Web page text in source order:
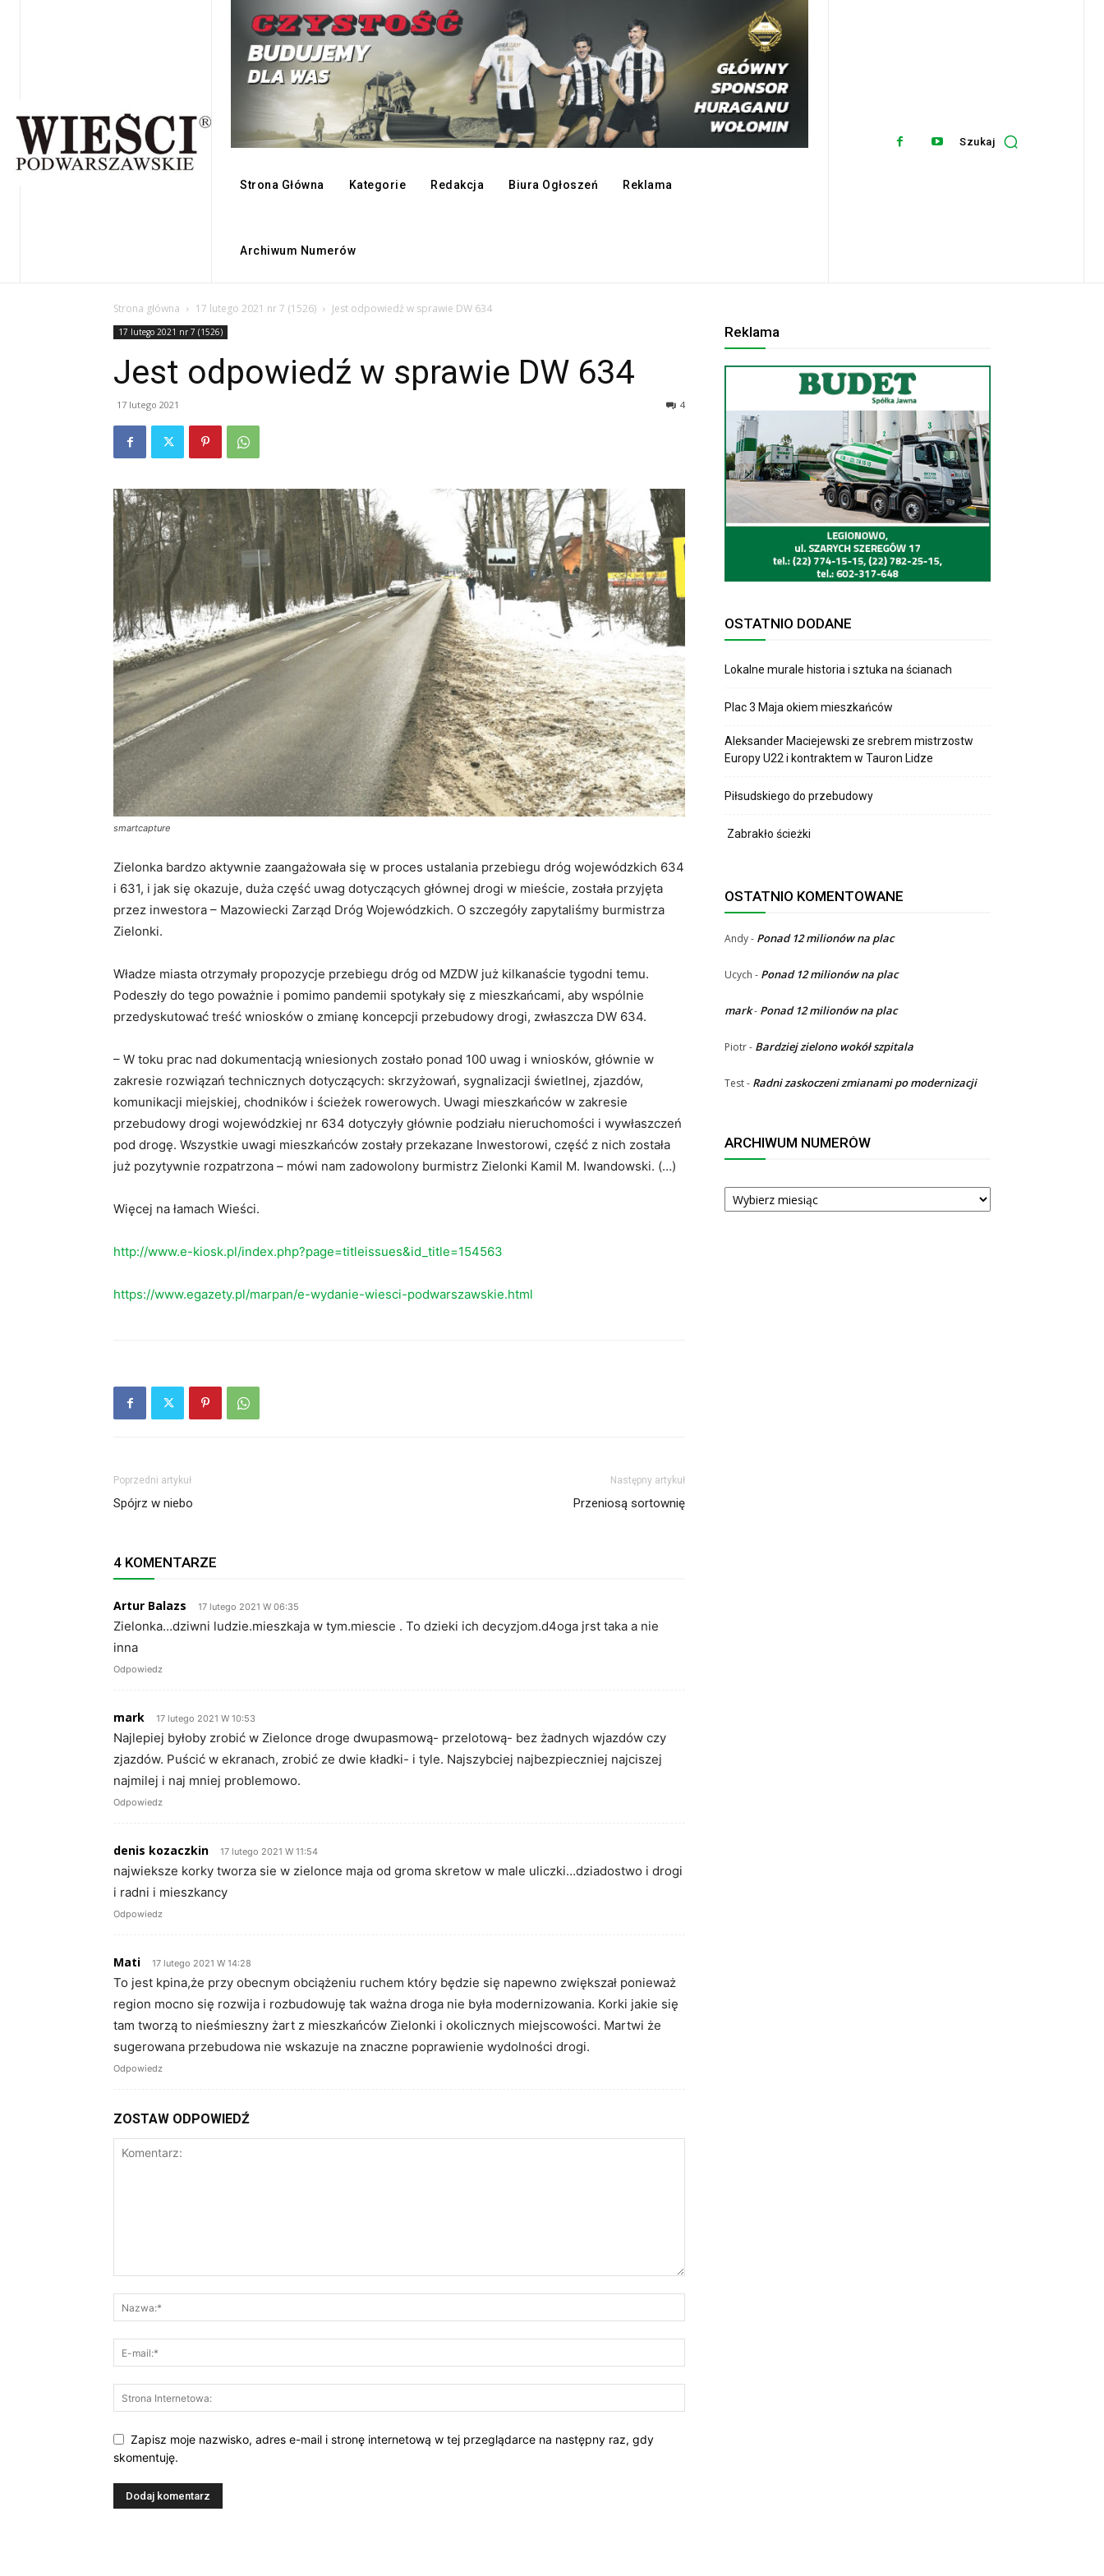
Strona Główna Kategorie Redakcja Biura Ogłoszeń Reklama
Archiwum Numerów
Szukaj
Strona główna 17 lutego 2021 nr 7 (1526) Jest odpowiedź w sprawie DW 634
17 lutego 2021 nr 7 (1526)
Jest odpowiedź w sprawie DW 634
17 lutego 2021 4
smartcapture
Zielonka bardzo aktywnie zaangażowała się w proces ustalania przebiegu dróg wojewódzkich 634
i 631, i jak się okazuje, duża część uwag dotyczących głównej drogi w mieście, została przyjęta
przez inwestora – Mazowiecki Zarząd Dróg Wojewódzkich. O szczegóły zapytaliśmy burmistrza
Zielonki.
Władze miasta otrzymały propozycje przebiegu dróg od MZDW już kilkanaście tygodni temu.
Podeszły do tego poważnie i pomimo pandemii spotykały się z mieszkańcami, aby wspólnie
przedyskutować treść wniosków o zmianę koncepcji przebudowy drogi, zwłaszcza DW 634.
– W toku prac nad dokumentacją wniesionych zostało ponad 100 uwag i wniosków, głównie w
zakresie rozwiązań technicznych dotyczących: skrzyżowań, sygnalizacji świetlnej, zjazdów,
komunikacji miejskiej, chodników i ścieżek rowerowych. Uwagi mieszkańców w zakresie
przebudowy drogi wojewódzkiej nr 634 dotyczyły głównie podziału nieruchomości i wywłaszczeń
pod drogę. Wszystkie uwagi mieszkańców zostały przekazane Inwestorowi, część z nich została
już pozytywnie rozpatrzona – mówi nam zadowolony burmistrz Zielonki Kamil M. Iwandowski. (…)
Więcej na łamach Wieści.
http://www.e-kiosk.pl/index.php?page=titleissues&id_title=154563
https://www.egazety.pl/marpan/e-wydanie-wiesci-podwarszawskie.html
Poprzedni artykuł
Spójrz w niebo
Następny artykuł
Przeniosą sortownię
4 KOMENTARZE
Artur Balazs 17 lutego 2021 W 06:35
Zielonka…dziwni ludzie.mieszkaja w tym.miescie . To dzieki ich decyzjom.d4oga jrst taka a nie
inna
Odpowiedz
mark 17 lutego 2021 W 10:53
Najlepiej byłoby zrobić w Zielonce droge dwupasmową- przelotową- bez żadnych wjazdów czy
zjazdów. Puścić w ekranach, zrobić ze dwie kładki- i tyle. Najszybciej najbezpieczniej najciszej
najmilej i naj mniej problemowo.
Odpowiedz
denis kozaczkin 17 lutego 2021 W 11:54
najwieksze korky tworza sie w zielonce maja od groma skretow w male uliczki…dziadostwo i drogi
i radni i mieszkancy
Odpowiedz
Mati 17 lutego 2021 W 14:28
To jest kpina,że przy obecnym obciążeniu ruchem który będzie się napewno zwiększał ponieważ
region mocno się rozwija i rozbudowuję tak ważna droga nie była modernizowania. Korki jakie się
tam tworzą to nieśmieszny żart z mieszkańców Zielonki i okolicznych miejscowości. Martwi że
sugerowana przebudowa nie wskazuje na znaczne poprawienie wydolności drogi.
Odpowiedz
ZOSTAW ODPOWIEDŹ
Zapisz moje nazwisko, adres e-mail i stronę internetową w tej przeglądarce na następny raz, gdy
skomentuję.
Reklama
OSTATNIO DODANE
Lokalne murale historia i sztuka na ścianach
Plac 3 Maja okiem mieszkańców
Aleksander Maciejewski ze srebrem mistrzostw
Europy U22 i kontraktem w Tauron Lidze
Piłsudskiego do przebudowy
Zabrakło ścieżki
OSTATNIO KOMENTOWANE
Andy- Ponad 12 milionów na plac
Ucych - Ponad 12 milionów na plac
mark- Ponad 12 milionów na plac
Piotr- Bardziej zielono wokół szpitala
Test- Radni zaskoczeni zmianami po modernizacji
ARCHIWUM NUMERÓW
ARCHIWUM
NUMERÓW